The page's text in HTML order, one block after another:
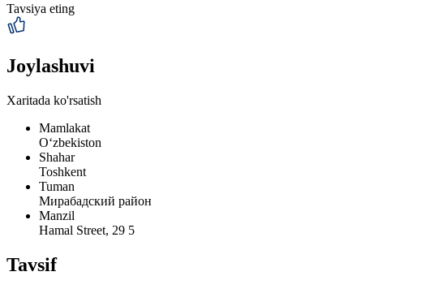
Tavsiya eting
Joylashuvi
Xaritada ko'rsatish
Mamlakat
Oʻzbekiston
Shahar
Toshkent
Tuman
Мирабадский район
Manzil
Hamal Street, 29 5
Tavsif